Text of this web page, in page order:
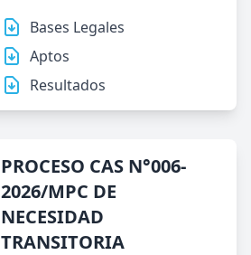
Bases Legales
Aptos
Resultados
PROCESO CAS N°006-
2026/MPC DE
NECESIDAD
TRANSITORIA